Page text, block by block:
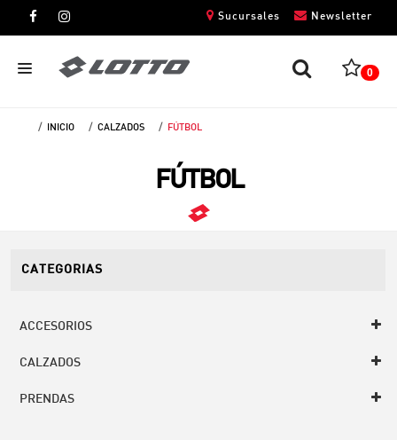
Newsletter
Sucursales
0
INICIO CALZADOS FÚTBOL
FÚTBOL
CATEGORIAS
ACCESORIOS
CALZADOS
PRENDAS